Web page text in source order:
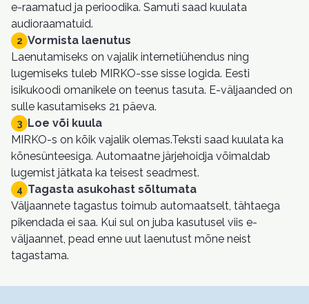
e-raamatud ja perioodika. Samuti saad kuulata
audioraamatuid.
2 Vormista laenutus
Laenutamiseks on vajalik internetiühendus ning
lugemiseks tuleb MIRKO-sse sisse logida. Eesti
isikukoodi omanikele on teenus tasuta. E-väljaanded on
sulle kasutamiseks 21 päeva.
3 Loe või kuula
MIRKO-s on kõik vajalik olemas.Teksti saad kuulata ka
kõnesünteesiga. Automaatne järjehoidja võimaldab
lugemist jätkata ka teisest seadmest.
4 Tagasta asukohast sõltumata
Väljaannete tagastus toimub automaatselt, tähtaega
pikendada ei saa. Kui sul on juba kasutusel viis e-
väljaannet, pead enne uut laenutust mõne neist
tagastama.